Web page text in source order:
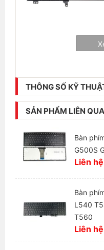
Thông tin liên hệ:
Laptop Hải Đăng -
laptop
+ Địa chỉ:28 Thái Hà,
+ Website: https://
THÔNG SỐ KỸ
SẢN PHẨM LIÊN
Bàn
G500S
Liên hệ
Bàn
L540
T560
Liên hệ